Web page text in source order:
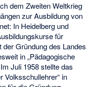
dem Zweiten Weltkrieg
zur Ausbildung von
In Heidelberg und
für
der Gründung des Landes
in „Pädagogische
Im Juli 1958 stellte das
Volksschullehrer“ in